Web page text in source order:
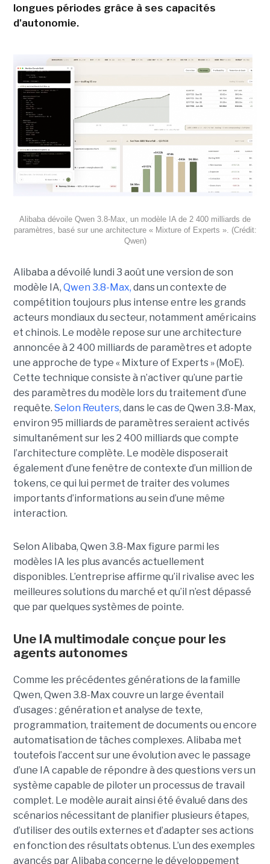
longues périodes grâce à ses capacités
d'autonomie.
Alibaba dévoile Qwen 3.8-Max, un modèle IA de 2 400 milliards de
paramètres, basé sur une architecture « Mixture of Experts ». (Crédit:
Qwen)
Alibaba a dévoilé lundi 3 août une version de son
modèle IA, Qwen 3.8-Max, dans un contexte de
compétition toujours plus intense entre les grands
acteurs mondiaux du secteur, notamment américains
et chinois. Le modèle repose sur une architecture
annoncée à 2 400 milliards de paramètres et adopte
une approche de type « Mixture of Experts » (MoE).
Cette technique consiste à n’activer qu’une partie
des paramètres du modèle lors du traitement d’une
requête. Selon Reuters, dans le cas de Qwen 3.8-Max,
environ 95 milliards de paramètres seraient activés
simultanément sur les 2 400 milliards que compte
l’architecture complète. Le modèle disposerait
également d’une fenêtre de contexte d’un million de
tokens, ce qui lui permet de traiter des volumes
importants d’informations au sein d’une même
interaction.
Selon Alibaba, Qwen 3.8-Max figure parmi les
modèles IA les plus avancés actuellement
disponibles. L’entreprise affirme qu’il rivalise avec les
meilleures solutions du marché et qu’il n’est dépassé
que par quelques systèmes de pointe.
Une IA multimodale conçue pour les
agents autonomes
Comme les précédentes générations de la famille
Qwen, Qwen 3.8-Max couvre un large éventail
d’usages : génération et analyse de texte,
programmation, traitement de documents ou encore
automatisation de tâches complexes. Alibaba met
toutefois l’accent sur une évolution avec le passage
d’une IA capable de répondre à des questions vers un
système capable de piloter un processus de travail
complet. Le modèle aurait ainsi été évalué dans des
scénarios nécessitant de planifier plusieurs étapes,
d’utiliser des outils externes et d’adapter ses actions
en fonction des résultats obtenus. L’un des exemples
avancés par Alibaba concerne le développement